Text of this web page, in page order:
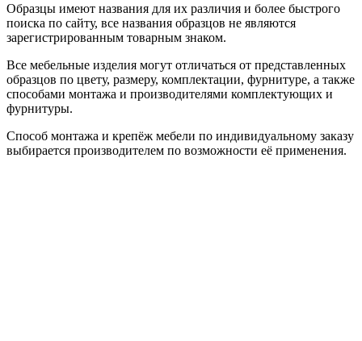
Образцы имеют названия для их различия и более быстрого
поиска по сайту, все названия образцов не являются
зарегистрированным товарным знаком.
Все мебельные изделия могут отличаться от представленных
образцов по цвету, размеру, комплектации, фурнитуре, а также
способами монтажа и производителями комплектующих и
фурнитуры.
Способ монтажа и крепёж мебели по индивидуальному заказу
выбирается производителем по возможности её применения.